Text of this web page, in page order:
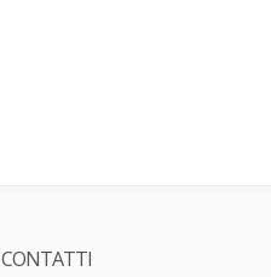
CONTATTI